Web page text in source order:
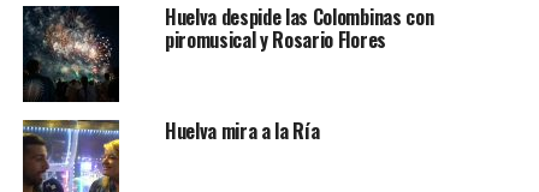
Huelva despide las Colombinas con
piromusical y Rosario Flores
Huelva mira a la Ría